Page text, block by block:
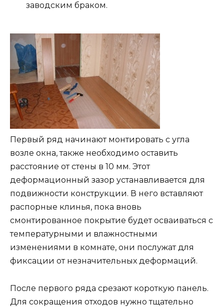
заводским браком.
Первый ряд начинают монтировать с угла
возле окна, также необходимо оставить
расстояние от стены в 10 мм. Этот
деформационный зазор устанавливается для
подвижности конструкции. В него вставляют
распорные клинья, пока вновь
смонтированное покрытие будет осваиваться с
температурными и влажностными
изменениями в комнате, они послужат для
фиксации от незначительных деформаций.
После первого ряда срезают короткую панель.
Для сокращения отходов нужно тщательно